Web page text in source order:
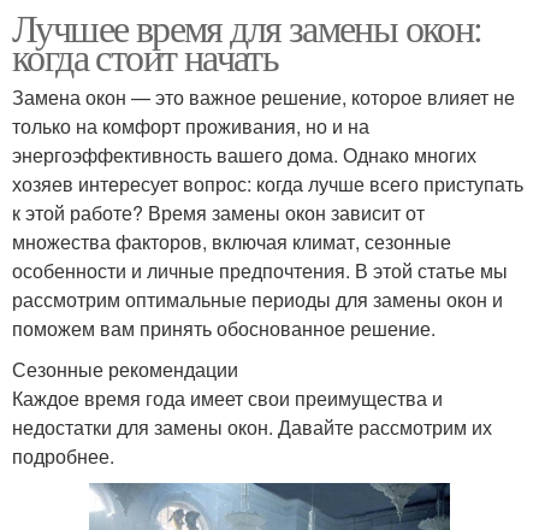
Лучшее время для замены окон:
когда стоит начать
Замена окон — это важное решение, которое влияет не
только на комфорт проживания, но и на
энергоэффективность вашего дома. Однако многих
хозяев интересует вопрос: когда лучше всего приступать
к этой работе? Время замены окон зависит от
множества факторов, включая климат, сезонные
особенности и личные предпочтения. В этой статье мы
рассмотрим оптимальные периоды для замены окон и
поможем вам принять обоснованное решение.
Сезонные рекомендации
Каждое время года имеет свои преимущества и
недостатки для замены окон. Давайте рассмотрим их
подробнее.